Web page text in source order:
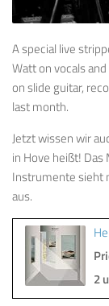
A special live
Watt on vocals
on slide guitar,
last month.
Jetzt wissen wir
in Hove heißt! Das
Instrumente sieht
aus.
2